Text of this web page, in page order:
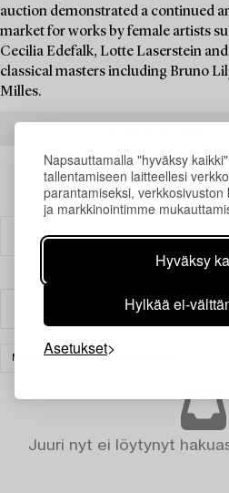
Napsauttamalla "hyväksy
tallentamiseen laitteellesi
parantamiseksi,
ja markkinointimme
Hyväksy
Hylkää ei-
Asetukset
auction demonstrated a continued
market for works by female artists
Cecilia Edefalk, Lotte Laserstein
classical masters including Bruno
Milles.
Suodatin
MATOT TYHJENNÄ KAIKKI
Juuri nyt ei löytynyt